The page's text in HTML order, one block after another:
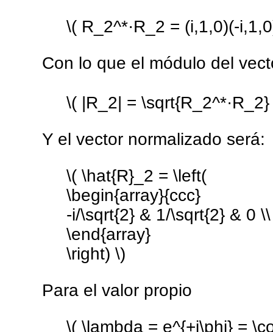
\( R_2^*·R_2 = (i,1,0)(-
Con lo que el módulo del
\( |R_2| =
Y el vector normalizado será:
\( \hat{R}_2 = \left(
\begin{array}{ccc}
-i/\sqrt{2} & 1/\sqrt{2} & 0 \\
\end{array}
\right) \)
Para el valor propio
\( \lambda = e^{+i\phi} =